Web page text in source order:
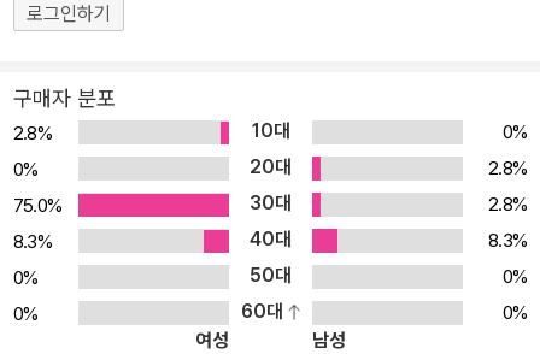
로그인하기
구매자 분포
2.8% 10대
0%
0%
20대
2.8%
75.0%
30대
2.8%
8.3%
40대
8.3%
0%
50대
0%
0%
60대
0%
여성
남성